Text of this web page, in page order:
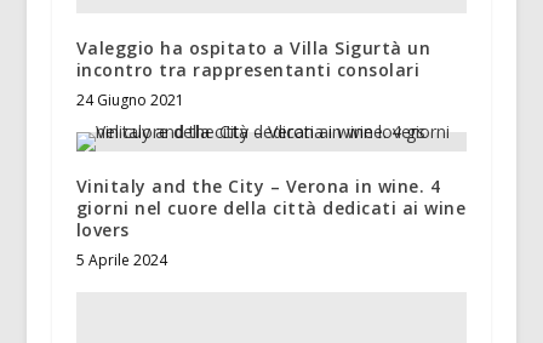
Valeggio ha ospitato a Villa Sigurtà un
incontro tra rappresentanti consolari
24 Giugno 2021
Vinitaly and the City – Verona in wine. 4
giorni nel cuore della città dedicati ai wine
lovers
5 Aprile 2024